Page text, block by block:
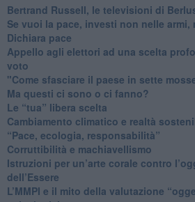
​Bertrand Russell, le televisioni di
​Se vuoi la pace, investi non nelle armi,
​Dichiara pace
​Appello agli elettori ad una scelta
voto
"Come sfasciare il paese in sette
​Ma questi ci sono o ci fanno?
​Le “tua” libera scelta
Cambiamento climatico e realtà
“Pace, ecologia, responsabilità”
​Corruttibilità e machiavellismo
Istruzioni per un’arte corale contro
dell’Essere
​L’MMPI e il mito della valutazione